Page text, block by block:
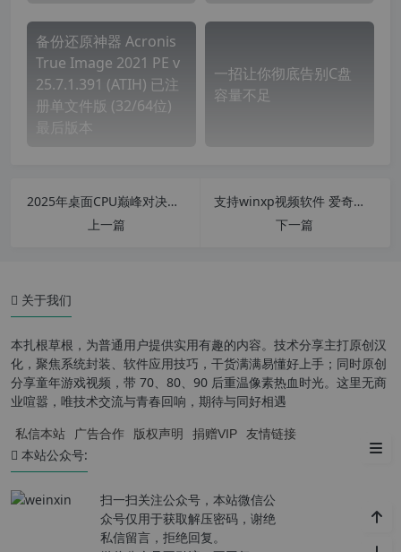
备份还原神器 Acronis
True Image 2021 PE v
25.7.1.391 (ATIH) 已注
册单文件版 (32/64位)
最后版本
一招让你彻底告别C盘
容量不足
2025年桌面CPU巅峰对决：锐龙7 9700X vs 酷睿Ultra 7 265K—架构、能效与性能全方位解析
上一篇
支持winxp视频软件 爱奇艺视频播放器PC版 v7.8.118.2140 官方版
下一篇
处理器参数对比
关于我们
本扎根草根，为普通用户提供实用有趣的内容。技术分享主打原创汉
化，聚焦系统封装、软件应用技巧，干货满满易懂好上手；同时原创
分享童年游戏视频，带 70、80、90 后重温像素热血时光。这里无商
业喧嚣，唯技术交流与青春回响，期待与同好相遇
私信本站 广告合作 版权声明 捐赠VIP 友情链接
本站公众号:
扫一扫关注公众号，本站微信公
众号仅用于获取解压密码，谢绝
私信留言，拒绝回复。